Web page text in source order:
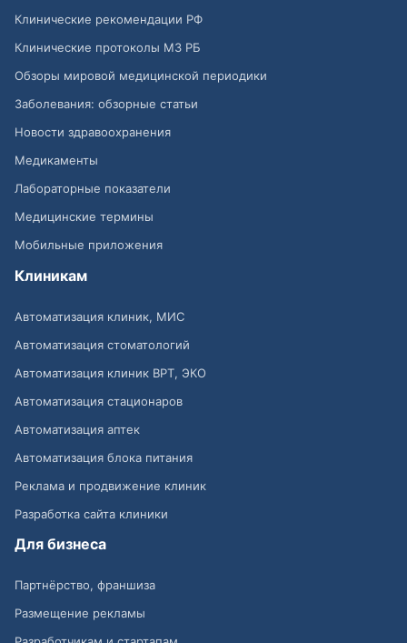
Клинические рекомендации РФ
Клинические протоколы МЗ РБ
Обзоры мировой медицинской периодики
Заболевания: обзорные статьи
Новости здравоохранения
Медикаменты
Лабораторные показатели
Медицинские термины
Мобильные приложения
Клиникам
Автоматизация клиник, МИС
Автоматизация стоматологий
Автоматизация клиник ВРТ, ЭКО
Автоматизация стационаров
Автоматизация аптек
Автоматизация блока питания
Реклама и продвижение клиник
Разработка сайта клиники
Для бизнеса
Партнёрство, франшиза
Размещение рекламы